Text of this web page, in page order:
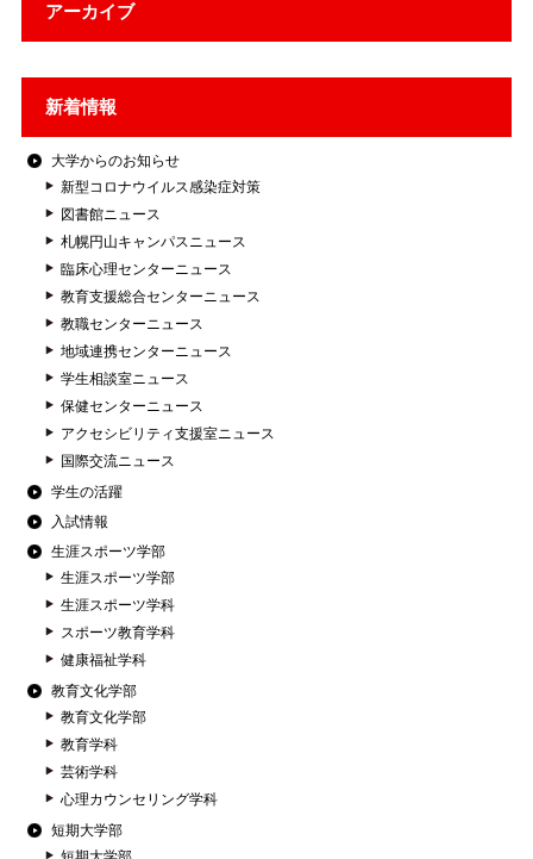
アーカイブ
新着情報
大学からのお知らせ
新型コロナウイルス感染症対策
図書館ニュース
札幌円山キャンパスニュース
臨床心理センターニュース
教育支援総合センターニュース
教職センターニュース
地域連携センターニュース
学生相談室ニュース
保健センターニュース
アクセシビリティ支援室ニュース
国際交流ニュース
学生の活躍
入試情報
生涯スポーツ学部
生涯スポーツ学部
生涯スポーツ学科
スポーツ教育学科
健康福祉学科
教育文化学部
教育文化学部
教育学科
芸術学科
心理カウンセリング学科
短期大学部